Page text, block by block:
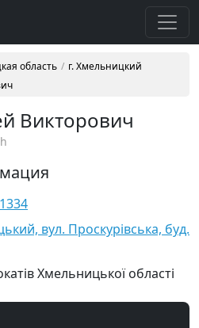
область
г. Хмельницкий
Викторович
вул. Проскурівська, буд.
Хмельницької області